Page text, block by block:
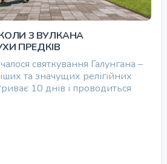
З ВУЛКАНА
ПРЕДКІВ
святкування Галунгана –
та значущих релігійних
10 днів і проводиться